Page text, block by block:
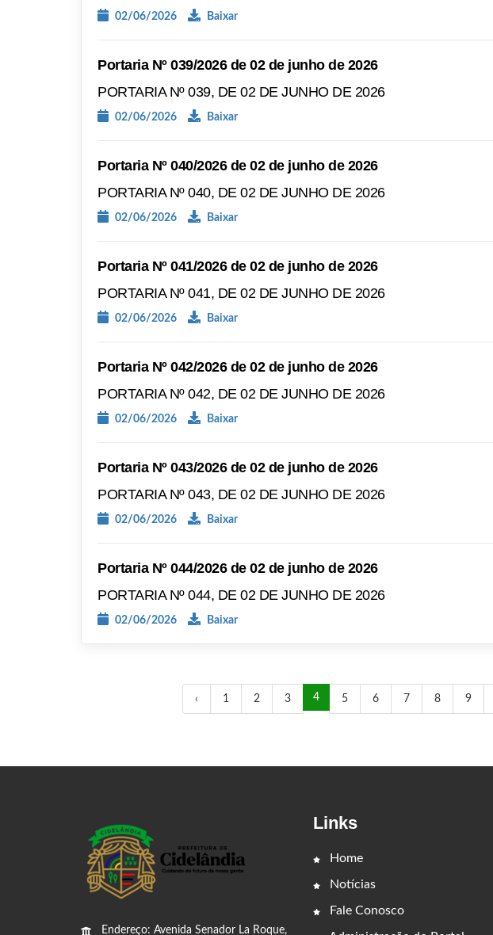
02/06/2026 Baixar
Portaria Nº 039/2026 de 02 de junho de 2026
PORTARIA Nº 039, DE 02 DE JUNHO DE 2026
02/06/2026 Baixar
Portaria Nº 040/2026 de 02 de junho de 2026
PORTARIA Nº 040, DE 02 DE JUNHO DE 2026
02/06/2026 Baixar
Portaria Nº 041/2026 de 02 de junho de 2026
PORTARIA Nº 041, DE 02 DE JUNHO DE 2026
02/06/2026 Baixar
Portaria Nº 042/2026 de 02 de junho de 2026
PORTARIA Nº 042, DE 02 DE JUNHO DE 2026
02/06/2026 Baixar
Portaria Nº 043/2026 de 02 de junho de 2026
PORTARIA Nº 043, DE 02 DE JUNHO DE 2026
02/06/2026 Baixar
Portaria Nº 044/2026 de 02 de junho de 2026
PORTARIA Nº 044, DE 02 DE JUNHO DE 2026
02/06/2026 Baixar
‹ 1 2 3 4 5 6 7 8 9
Endereço: Avenida Senador La Roque,
Links
Home
Notícias
Fale Conosco